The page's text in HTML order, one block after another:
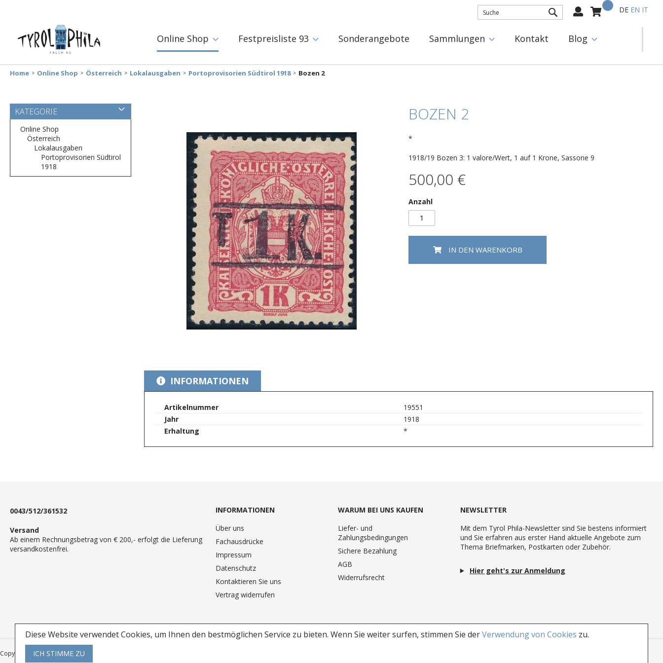
Diese Website verwendet Cookies, um Ihnen den bestmöglichen Service zu bieten. Wenn Sie weiter surfen, stimmen Sie derVerwendung von Cookies zu.
ICH STIMME ZU
Mein Warenkorb
Select
DE EN IT
Online Shop Festpreisliste 93 Sonderangebote Sammlungen Kontakt Blog
Home Online Shop Österreich Lokalausgaben Portoprovisorien Südtirol 1918 Bozen 2
BOZEN 2
*
1918/19 Bozen 3: 1 valore/Wert, 1 auf 1 Krone, Sassone 9
500,00 €
Anzahl
IN DEN WARENKORB
Anfang
Bildergalerie
INFORMATIONEN
Mehr
Informationen
Artikelnummer
19551
Jahr
1918
Erhaltung
*
KATEGORIE
Online Shop
Österreich
Lokalausgaben
Portoprovisorien Südtirol
1918
0043/512/361532
Versand
Ab einem Rechnungsbetrag von € 200,- erfolgt die Lieferung
versandkostenfrei.
INFORMATIONEN
Über uns
Fachausdrücke
Impressum
Datenschutz
Kontaktieren Sie uns
Vertrag widerrufen
WARUM BEI UNS KAUFEN
Liefer- und
Zahlungsbedingungen
Sichere Bezahlung
AGB
Widerrufsrecht
NEWSLETTER
Mit dem Tyrol Phila-Newsletter sind Sie bestens informiert
und Sie erfahren aus erster Hand aktuelle Angebote zum
Thema Briefmarken, Postkarten oder Zubehör.
Hier geht's zur Anmeldung
Copyright